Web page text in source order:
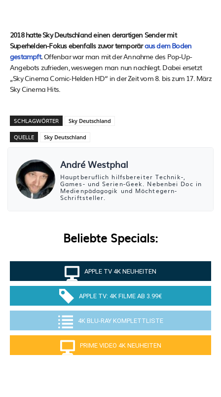
2018 hatte Sky Deutschland einen derartigen Sender mit
Superhelden-Fokus ebenfalls zuvor temporäraus dem Boden
gestampft.Offenbar war man mit der Annahme des Pop-Up-
Angebots zufrieden, weswegen man nun nachlegt. Dabei ersetzt
„Sky Cinema Comic-Helden HD“ in der Zeit vom 8. bis zum 17. März
Sky Cinema Hits.
SCHLAGWÖRTER Sky Deutschland
QUELLE Sky Deutschland
André Westphal
Hauptberuflich hilfsbereiter Technik-,
Games- und Serien-Geek. Nebenbei Doc in
Medienpädagogik und Möchtegern-
Schriftsteller.
Beliebte Specials:
APPLE TV 4K NEUHEITEN
APPLE TV: 4K FILME AB 3.99€
4K BLU-RAY KOMPLETTLISTE
PRIME VIDEO 4K NEUHEITEN